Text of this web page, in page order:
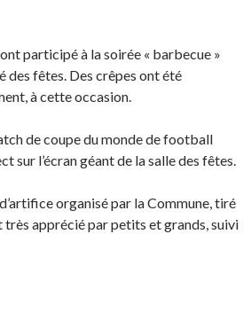
participé à la soirée « barbecue »
des fêtes. Des crêpes ont été
à cette occasion.
de coupe du monde de football
sur l’écran géant de la salle des fêtes.
organisé par la Commune, tiré
apprécié par petits et grands, suivi